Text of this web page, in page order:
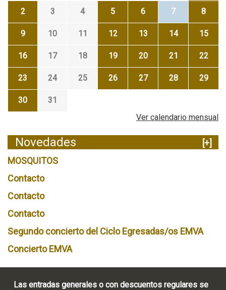
2 3 4 5 6 7 8
9 10 11 12 13 14 15
16 17 18 19 20 21 22
23 24 25 26 27 28 29
30
31
Ver calendario mensual
Novedades
[+]
MOSQUITOS
Contacto
Contacto
Contacto
Segundo concierto del Ciclo Egresadas/os EMVA
Concierto EMVA
Las entradas generales o con descuentos regulares se